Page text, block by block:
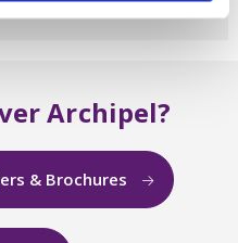
Archipel?
& Brochures